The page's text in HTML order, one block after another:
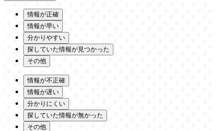
情報が正確
情報が早い
分かりやすい
探していた情報が見つかった
その他
情報が不正確
情報が遅い
分かりにくい
探していた情報が無かった
その他